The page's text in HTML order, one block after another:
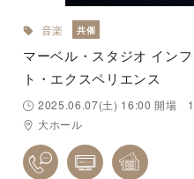
音楽 共催
マーベル・スタジオ イン
ト・エクスペリエンス
2025.06.07(土) 16:00 開場
大ホール